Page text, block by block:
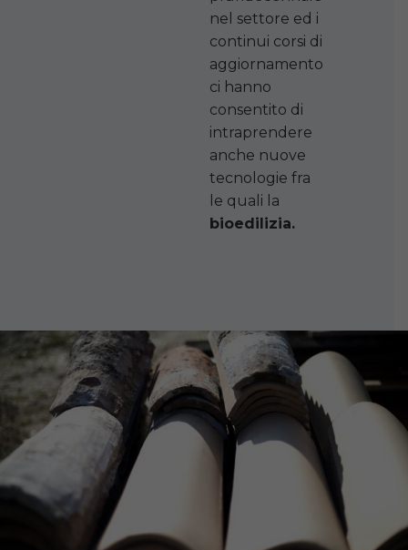
nel settore ed i
continui corsi di
aggiornamento
ci hanno
consentito di
intraprendere
anche nuove
tecnologie fra
le quali la
bioedilizia.